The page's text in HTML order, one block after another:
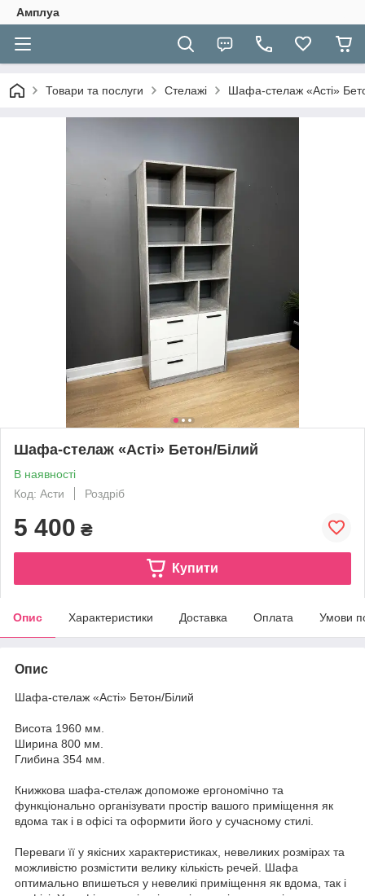
Амплуа
Товари та послуги Стелажі Шафа-стелаж «Асті»
Шафа-стелаж «Асті» Бетон/Білий
В наявності
Код: Асти
Роздріб
5 400 ₴
Купити
Опис Характеристики Доставка Оплата Умови
Опис
Шафа-стелаж «Асті» Бетон/Білий
Висота 1960 мм.
Ширина 800 мм.
Глибина 354 мм.
Книжкова шафа-стелаж допоможе ергономічно та
функціонально організувати простір вашого приміщення як
вдома так і в офісі та оформити його у сучасному стилі.
Переваги її у якісних характеристиках, невеликих розмірах та
можливістю розмістити велику кількість речей. Шафа
оптимально впишеться у невеликі приміщення як вдома, так і